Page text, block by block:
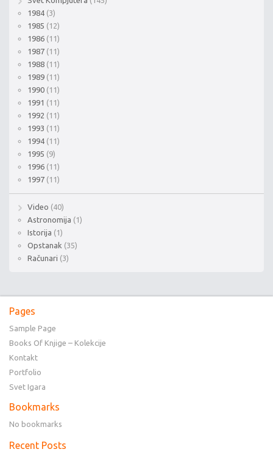
1984 (3)
1985 (12)
1986 (11)
1987 (11)
1988 (11)
1989 (11)
1990 (11)
1991 (11)
1992 (11)
1993 (11)
1994 (11)
1995 (9)
1996 (11)
1997 (11)
Video (40)
Astronomija (1)
Istorija (1)
Opstanak (35)
Računari (3)
Pages
Sample Page
Books Of Knjige – Kolekcije
Kontakt
Portfolio
Svet Igara
Bookmarks
No bookmarks
Recent Posts